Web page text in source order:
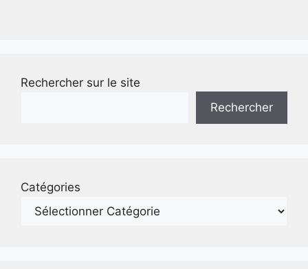
Rechercher sur le site
Rechercher
Catégories